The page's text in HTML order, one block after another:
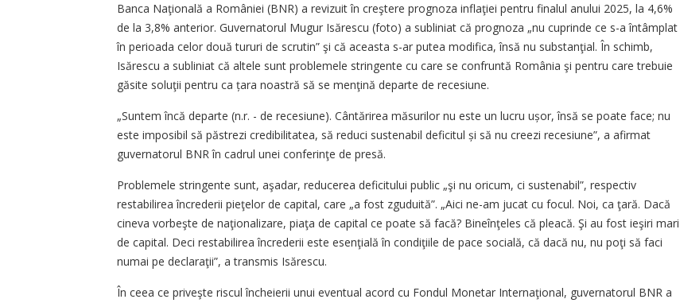
Banca Naţională a României (BNR) a revizuit în creştere prognoza inflaţiei pentru finalul anului 2025, la 4,6%
de la 3,8% anterior. Guvernatorul Mugur Isărescu (foto) a subliniat că prognoza „nu cuprinde ce s-a întâmplat
în perioada celor două tururi de scrutin” şi că aceasta s-ar putea modifica, însă nu substanţial. În schimb,
Isărescu a subliniat că altele sunt problemele stringente cu care se confruntă România şi pentru care trebuie
găsite soluţii pentru ca țara noastră să se menţină departe de recesiune.
„Suntem încă departe (n.r. - de recesiune). Cântărirea măsurilor nu este un lucru ușor, însă se poate face; nu
este imposibil să păstrezi credibilitatea, să reduci sustenabil deficitul și să nu creezi recesiune”, a afirmat
guvernatorul BNR în cadrul unei conferinţe de presă.
Problemele stringente sunt, aşadar, reducerea deficitului public „şi nu oricum, ci sustenabil”, respectiv
restabilirea încrederii pieţelor de capital, care „a fost zguduită”. „Aici ne-am jucat cu focul. Noi, ca ţară. Dacă
cineva vorbeşte de naţionalizare, piaţa de capital ce poate să facă? Bineînţeles că pleacă. Şi au fost ieşiri mari
de capital. Deci restabilirea încrederii este esenţială în condiţiile de pace socială, că dacă nu, nu poţi să faci
numai pe declaraţii”, a transmis Isărescu.
În ceea ce priveşte riscul încheierii unui eventual acord cu Fondul Monetar Internaţional, guvernatorul BNR a